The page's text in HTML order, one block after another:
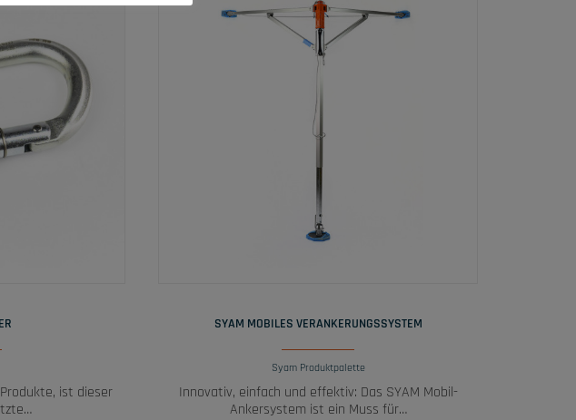
ist dieser
SYAM MOBILES VERANKERUNGSSYSTEM
Syam Produktpalette
Innovativ, einfach und effektiv: Das SYAM Mobil-
Ankersystem ist ein Muss für…